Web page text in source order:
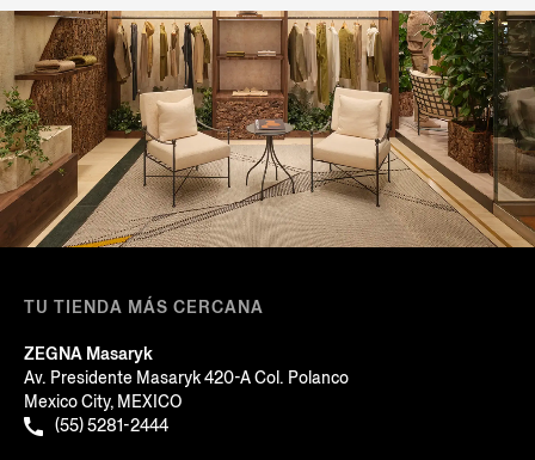
TU TIENDA MÁS CERCANA
ZEGNA Masaryk
Av. Presidente Masaryk 420-A Col. Polanco
Mexico City, MEXICO
(55) 5281-2444